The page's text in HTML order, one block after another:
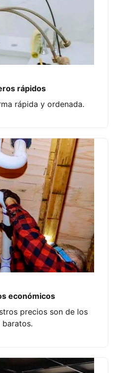
rápidos
rápida y ordenada.
económicos
precios son de los
baratos.